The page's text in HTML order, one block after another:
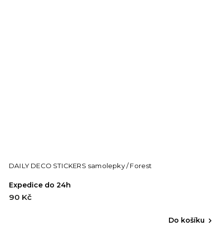
DAILY DECO STICKERS samolepky / Forest
Expedice do 24h
90 Kč
Do košíku